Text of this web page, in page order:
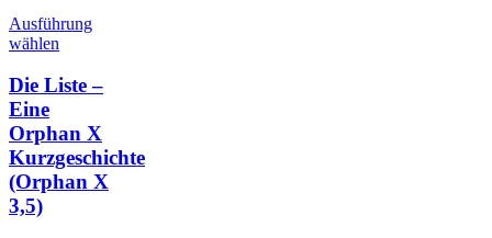
Ausführung
wählen
Die Liste –
Eine
Orphan X
Kurzgeschichte
(Orphan X
3,5)